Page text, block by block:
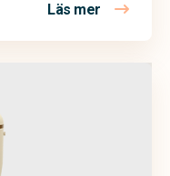
Läs mer om